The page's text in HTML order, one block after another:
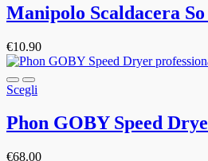
Manipolo Scaldacera
€10.90
Scegli
Phon GOBY Speed
€68.00